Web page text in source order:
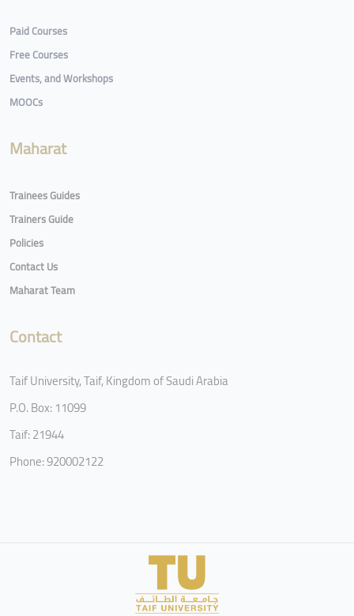
Paid Courses
Free Courses
Events, and Workshops
MOOCs
Maharat
Trainees Guides
Trainers Guide
Policies
Contact Us
Maharat Team
Contact
Taif University, Taif, Kingdom of Saudi Arabia
P.O. Box: 11099
Taif: 21944
Phone: 920002122